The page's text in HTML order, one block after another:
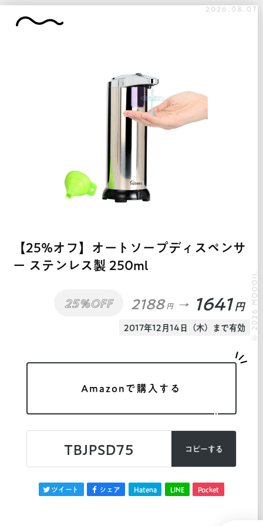
2026.08.07
【25%オフ】オートソープディスペンサ
ー ステンレス製 250ml
25%OFF 2188 円 1641 円
2017年12月14日（木）まで有効
Amazonで購入する
TBJPSD75 コピーする
ツイート シェア Hatena LINE Pocket
© 2026 MOOOII.